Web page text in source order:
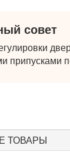
совет
припусками
ТОВАРЫ